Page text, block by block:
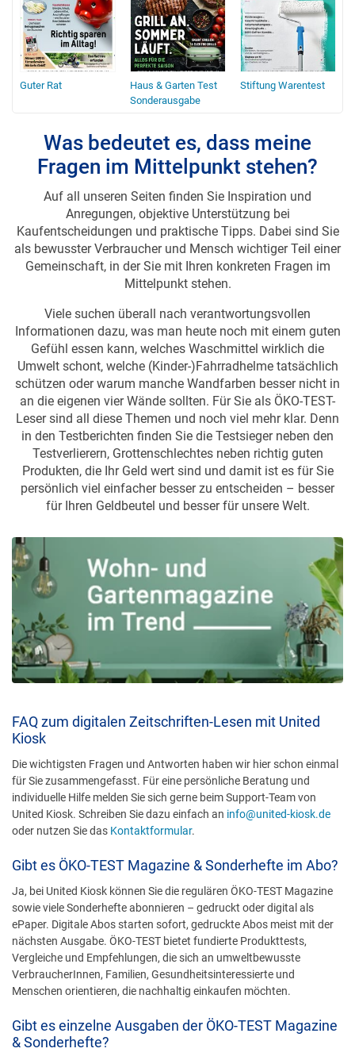
Guter Rat
Haus & Garten Test
Sonderausgabe
Stiftung Warentest
Was bedeutet es, dass meine
Fragen im Mittelpunkt stehen?
Auf all unseren Seiten finden Sie Inspiration und
Anregungen, objektive Unterstützung bei
Kaufentscheidungen und praktische Tipps. Dabei sind Sie
als bewusster Verbraucher und Mensch wichtiger Teil einer
Gemeinschaft, in der Sie mit Ihren konkreten Fragen im
Mittelpunkt stehen.
Viele suchen überall nach verantwortungsvollen
Informationen dazu, was man heute noch mit einem guten
Gefühl essen kann, welches Waschmittel wirklich die
Umwelt schont, welche (Kinder-)Fahrradhelme tatsächlich
schützen oder warum manche Wandfarben besser nicht in
an die eigenen vier Wände sollten. Für Sie als ÖKO-TEST-
Leser sind all diese Themen und noch viel mehr klar. Denn
in den Testberichten finden Sie die Testsieger neben den
Testverlierern, Grottenschlechtes neben richtig guten
Produkten, die Ihr Geld wert sind und damit ist es für Sie
persönlich viel einfacher besser zu entscheiden – besser
für Ihren Geldbeutel und besser für unsere Welt.
FAQ zum digitalen Zeitschriften-Lesen mit United
Kiosk
Die wichtigsten Fragen und Antworten haben wir hier schon einmal
für Sie zusammengefasst. Für eine persönliche Beratung und
individuelle Hilfe melden Sie sich gerne beim Support-Team von
United Kiosk. Schreiben Sie dazu einfach an info@united-kiosk.de
oder nutzen Sie das Kontaktformular.
Gibt es ÖKO-TEST Magazine & Sonderhefte im Abo?
Ja, bei United Kiosk können Sie die regulären ÖKO-TEST Magazine
sowie viele Sonderhefte abonnieren – gedruckt oder digital als
ePaper. Digitale Abos starten sofort, gedruckte Abos meist mit der
nächsten Ausgabe. ÖKO-TEST bietet fundierte Produkttests,
Vergleiche und Empfehlungen, die sich an umweltbewusste
VerbraucherInnen, Familien, Gesundheitsinteressierte und
Menschen orientieren, die nachhaltig einkaufen möchten.
Gibt es einzelne Ausgaben der ÖKO-TEST Magazine
& Sonderhefte?